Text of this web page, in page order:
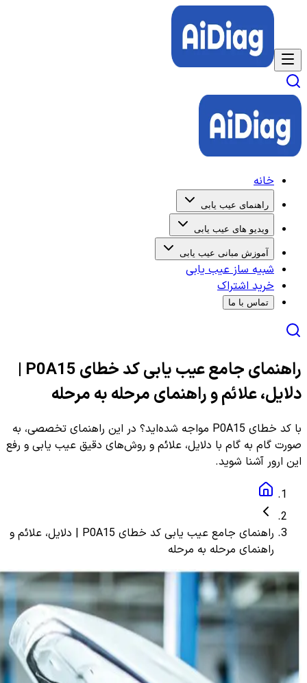
خانه
راهنمای عیب یابی
ویدیو های عیب یابی
آموزش مبانی عیب یابی
شبیه ساز عیب یابی
خرید اشتراک
تماس با ما
راهنمای جامع عیب یابی کد خطای P0A15 |
دلایل، علائم و راهنمای مرحله به مرحله
با کد خطای P0A15 مواجه شده‌اید؟ در این راهنمای تخصصی، به
صورت گام به گام با دلایل، علائم و روش‌های دقیق عیب یابی و رفع
این ارور آشنا شوید.
راهنمای جامع عیب یابی کد خطای P0A15 | دلایل، علائم و
راهنمای مرحله به مرحله